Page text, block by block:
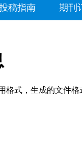
稿指南 期刊
式，生成的文件格